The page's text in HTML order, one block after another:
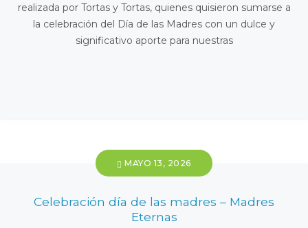
realizada por Tortas y Tortas, quienes quisieron sumarse a
la celebración del Día de las Madres con un dulce y
significativo aporte para nuestras
MAYO 13, 2026
Celebración día de las madres – Madres
Eternas